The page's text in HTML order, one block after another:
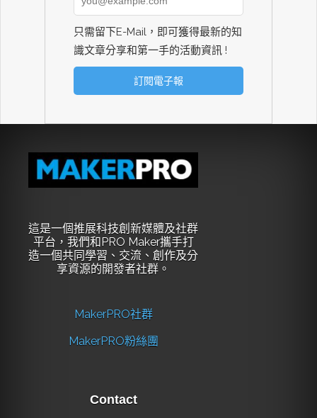
只需留下E-Mail，即可獲得最新的知
識文章分享和第一手的活動資訊 !
這是一個推展科技創新媒體及社群
平台，我們和PRO Maker攜手打
造一個共同學習、交流、創作及分
享資源的開發者社群。
MakerPRO社群
MakerPRO粉絲團
Contact